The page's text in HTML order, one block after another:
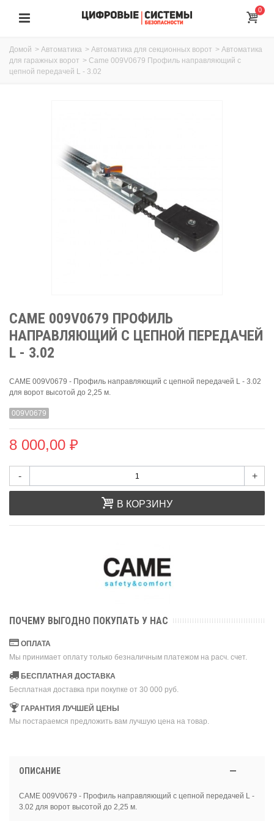
0
Домой > Автоматика > Автоматика для секционных ворот > Автоматика
для гаражных ворот > Came 009V0679 Профиль направляющий с
цепной передачей L - 3.02
CAME 009V0679 ПРОФИЛЬ
НАПРАВЛЯЮЩИЙ С ЦЕПНОЙ ПЕРЕДАЧЕЙ
L - 3.02
CAME 009V0679 - Профиль направляющий с цепной передачей L - 3.02
для ворот высотой до 2,25 м.
009V0679
8 000,00 ₽
- +
В КОРЗИНУ
ПОЧЕМУ ВЫГОДНО ПОКУПАТЬ У НАС
ОПЛАТА
Мы принимает оплату только безналичным платежом на расч. счет.
БЕСПЛАТНАЯ ДОСТАВКА
Бесплатная доставка при покупке от 30 000 руб.
ГАРАНТИЯ ЛУЧШЕЙ ЦЕНЫ
Мы постараемся предложить вам лучшую цена на товар.
ОПИСАНИЕ
CAME 009V0679 - Профиль направляющий с цепной передачей L -
3.02 для ворот высотой до 2,25 м.